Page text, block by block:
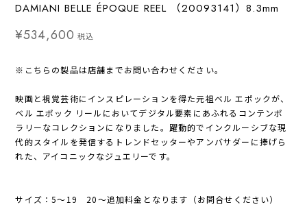
DAMIANI BELLE ÉPOQUE REEL （20093141）8.3mm
¥534,600 税込
※こちらの製品は店舗までお問い合わせください。
映画と視覚芸術にインスピレーションを得た元祖ベル エポックが、
ベル エポック リールにおいてデジタル要素にあふれるコンテンポ
ラリーなコレクションになりました。躍動的でインクルーシブな現
代的スタイルを発信するトレンドセッターやアンバサダーに捧げら
れた、アイコニックなジュエリーです。
サイズ：5〜19 20〜追加料金となります（お問合せください）